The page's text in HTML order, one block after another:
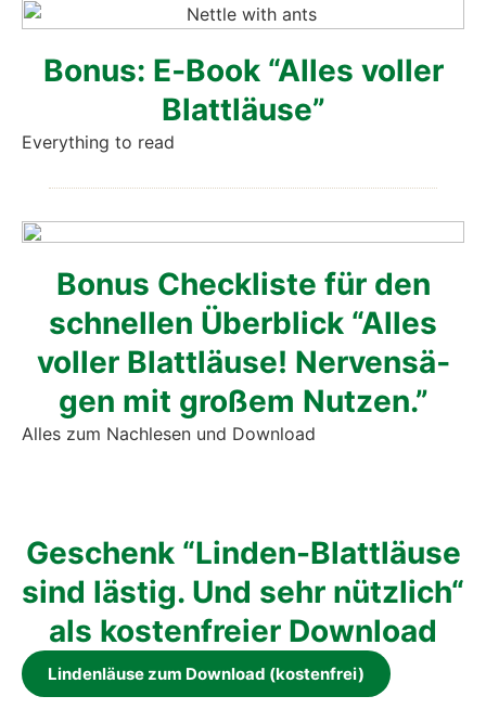
Bonus: E‑Book “Alles vol­ler
Blatt­läu­se”
Ever­y­thing to read
Bonus Check­lis­te für den
schnel­len Über­blick “Alles
vol­ler Blatt­läu­se! Ner­ven­sä­
gen mit gro­ßem Nut­zen.”
Alles zum Nach­le­sen und Down­load
Geschenk “Lin­den-Blatt­läu­se
sind läs­tig. Und sehr nütz­lich“
als kos­ten­frei­er Down­load
Lin­den­läu­se zum Down­load (kos­ten­frei)